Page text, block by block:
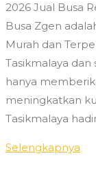
2026 Jual Busa
Busa Zgen
Murah dan
Tasikmalaya
hanya
meningkatkan
Tasikmalaya
Selengkapnya